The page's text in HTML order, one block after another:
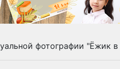
фотографии "Ёжик в